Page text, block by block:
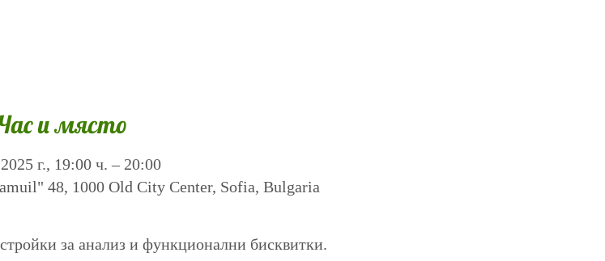
и място
г., 19:00 ч. – 20:00
48, 1000 Old City Center, Sofia, Bulgaria
за анализ и функционални бисквитки.